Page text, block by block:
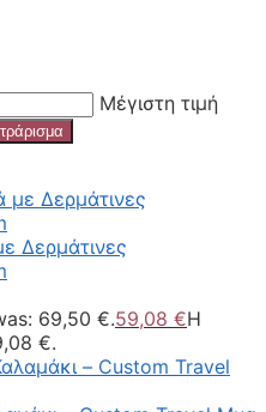
Μέγιστη τιμή
Δερμάτινες
69,50 €.59,08 €Η
€.